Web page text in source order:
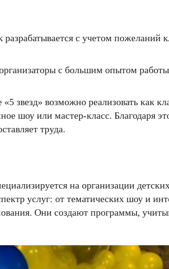
с учетом пожеланий
с большим опытом
звезд» возможно реализовать как
шоу или мастер-класс. Благодаря
труда.
на организации
услуг: от тематических шоу и
Они создают программы,